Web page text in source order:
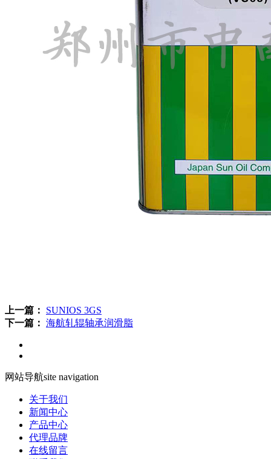
上一篇：
SUNIOS 3GS
下一篇： 海航轧辊轴承润滑脂
网站导航site navigation
关于我们
新闻中心
产品中心
代理品牌
在线留言